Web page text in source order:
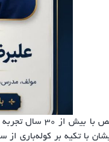
جناب آقای
با تکیه بر کوله‌باری